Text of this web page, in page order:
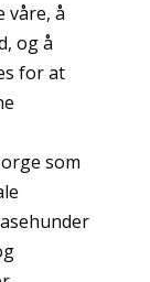
våre, å
og å
for at
som